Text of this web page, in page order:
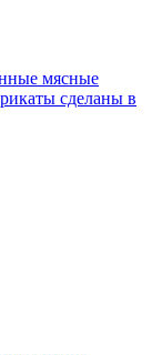
мясные
сделаны в